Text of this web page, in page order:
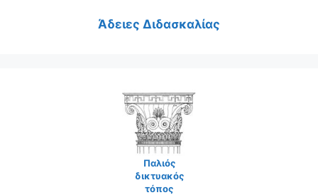
Άδειες Διδασκαλίας
Παλιός
δικτυακός
τόπος